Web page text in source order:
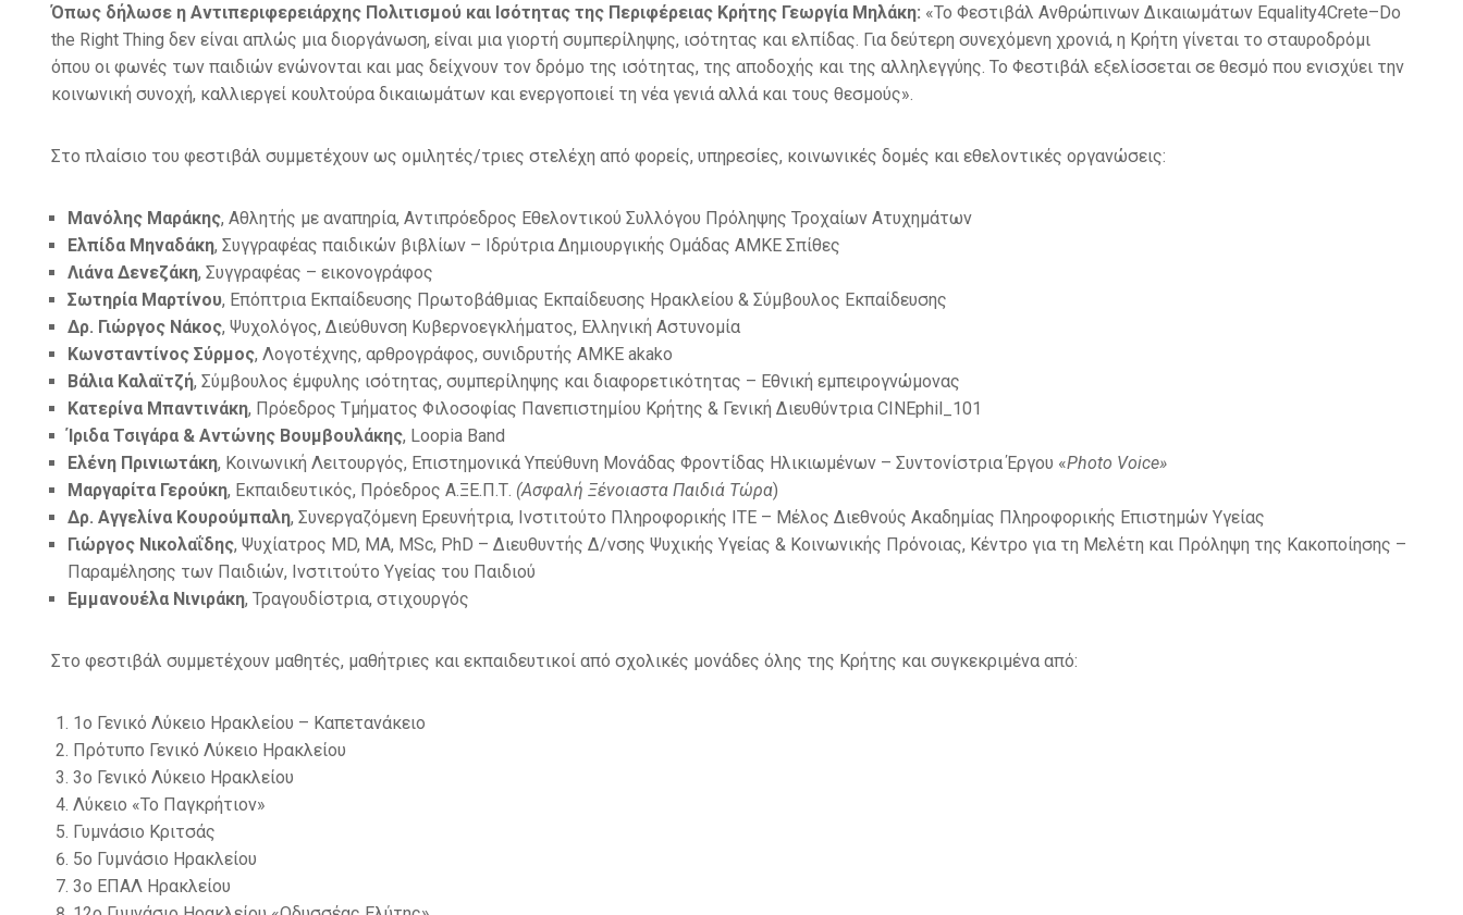
Όπως δήλωσε η Αντιπεριφερειάρχης Πολιτισμού και Ισότητας της Περιφέρειας Κρήτης Γεωργία Μηλάκη: «Το Φεστιβάλ Ανθρώπινων Δικαιωμάτων Equality4Crete–Do
the Right Thing δεν είναι απλώς μια διοργάνωση, είναι μια γιορτή συμπερίληψης, ισότητας και ελπίδας. Για δεύτερη συνεχόμενη χρονιά, η Κρήτη γίνεται το σταυροδρόμι
όπου οι φωνές των παιδιών ενώνονται και μας δείχνουν τον δρόμο της ισότητας, της αποδοχής και της αλληλεγγύης. Το Φεστιβάλ εξελίσσεται σε θεσμό που ενισχύει την
κοινωνική συνοχή, καλλιεργεί κουλτούρα δικαιωμάτων και ενεργοποιεί τη νέα γενιά αλλά και τους θεσμούς».
Στο πλαίσιο του φεστιβάλ συμμετέχουν ως ομιλητές/τριες στελέχη από φορείς, υπηρεσίες, κοινωνικές δομές και εθελοντικές οργανώσεις:
Μανόλης Μαράκης, Αθλητής με αναπηρία, Αντιπρόεδρος Εθελοντικού Συλλόγου Πρόληψης Τροχαίων Ατυχημάτων
Ελπίδα Μηναδάκη, Συγγραφέας παιδικών βιβλίων – Ιδρύτρια Δημιουργικής Ομάδας ΑΜΚΕ Σπίθες
Λιάνα Δενεζάκη, Συγγραφέας – εικονογράφος
Σωτηρία Μαρτίνου, Επόπτρια Εκπαίδευσης Πρωτοβάθμιας Εκπαίδευσης Ηρακλείου & Σύμβουλος Εκπαίδευσης
Δρ. Γιώργος Νάκος, Ψυχολόγος, Διεύθυνση Κυβερνοεγκλήματος, Ελληνική Αστυνομία
Κωνσταντίνος Σύρμος, Λογοτέχνης, αρθρογράφος, συνιδρυτής ΑΜΚΕ akako
Βάλια Καλαϊτζή, Σύμβουλος έμφυλης ισότητας, συμπερίληψης και διαφορετικότητας – Εθνική εμπειρογνώμονας
Κατερίνα Μπαντινάκη, Πρόεδρος Τμήματος Φιλοσοφίας Πανεπιστημίου Κρήτης & Γενική Διευθύντρια CINEphil_101
Ίριδα Τσιγάρα & Αντώνης Βουμβουλάκης, Loopia Band
Ελένη Πρινιωτάκη, Κοινωνική Λειτουργός, Επιστημονικά Υπεύθυνη Μονάδας Φροντίδας Ηλικιωμένων – Συντονίστρια Έργου «Photo Voice»
Μαργαρίτα Γερούκη, Εκπαιδευτικός, Πρόεδρος Α.ΞΕ.Π.Τ. (Ασφαλή Ξένοιαστα Παιδιά Τώρα)
Δρ. Αγγελίνα Κουρούμπαλη, Συνεργαζόμενη Ερευνήτρια, Ινστιτούτο Πληροφορικής ΙΤΕ – Μέλος Διεθνούς Ακαδημίας Πληροφορικής Επιστημών Υγείας
Γιώργος Νικολαΐδης, Ψυχίατρος MD, MA, MSc, PhD – Διευθυντής Δ/νσης Ψυχικής Υγείας & Κοινωνικής Πρόνοιας, Κέντρο για τη Μελέτη και Πρόληψη της Κακοποίησης –
Παραμέλησης των Παιδιών, Ινστιτούτο Υγείας του Παιδιού
Εμμανουέλα Νινιράκη, Τραγουδίστρια, στιχουργός
Στο φεστιβάλ συμμετέχουν μαθητές, μαθήτριες και εκπαιδευτικοί από σχολικές μονάδες όλης της Κρήτης και συγκεκριμένα από:
1ο Γενικό Λύκειο Ηρακλείου – Καπετανάκειο
Πρότυπο Γενικό Λύκειο Ηρακλείου
3ο Γενικό Λύκειο Ηρακλείου
Λύκειο «Το Παγκρήτιον»
Γυμνάσιο Κριτσάς
5ο Γυμνάσιο Ηρακλείου
3ο ΕΠΑΛ Ηρακλείου